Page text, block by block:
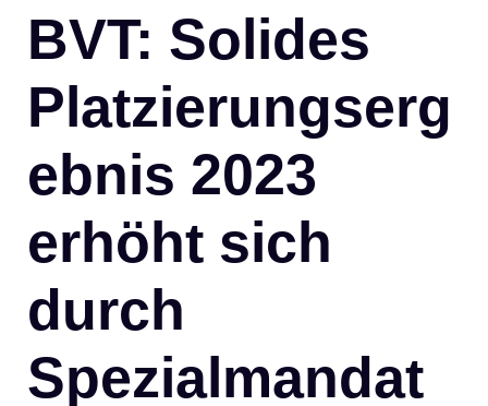
BVT: Solides
Platzierungserg
ebnis 2023
erhöht sich
durch
Spezialmandat